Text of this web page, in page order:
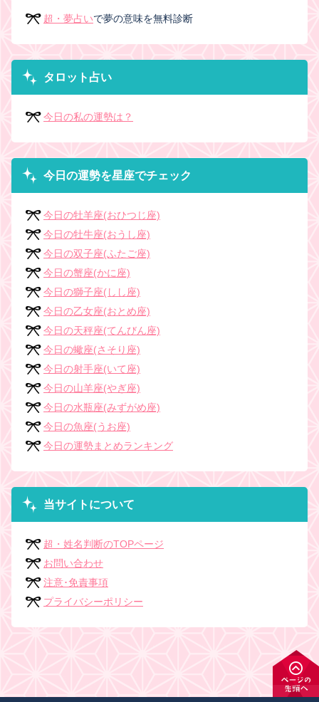
超・夢占いで夢の意味を無料診断
タロット占い
今日の私の運勢は？
今日の運勢を星座でチェック
今日の牡羊座(おひつじ座)
今日の牡牛座(おうし座)
今日の双子座(ふたご座)
今日の蟹座(かに座)
今日の獅子座(しし座)
今日の乙女座(おとめ座)
今日の天秤座(てんびん座)
今日の蠍座(さそり座)
今日の射手座(いて座)
今日の山羊座(やぎ座)
今日の水瓶座(みずがめ座)
今日の魚座(うお座)
今日の運勢まとめランキング
当サイトについて
超・姓名判断のTOPページ
お問い合わせ
注意･免責事項
プライバシーポリシー